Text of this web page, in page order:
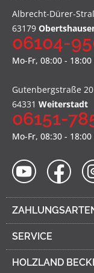
Albrecht-Dürer-
63179
06104-
Mo-Fr, 08:00 -
Gutenbergstraße 20
64331 Weiterstadt
06151-
Mo-Fr, 08:30 -
SERVICE
HOLZLAND